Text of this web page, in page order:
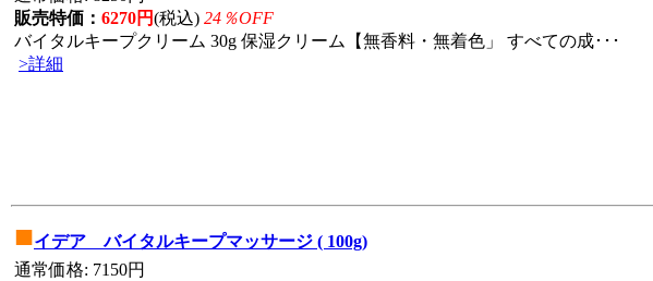
販売特価： 6270円(税込) 24％OFF
バイタルキープクリーム 30g 保湿クリーム【無香料・無着色」 すべての成･･･
>詳細
■イデア バイタルキープマッサージ ( 100g)
通常価格: 7150円